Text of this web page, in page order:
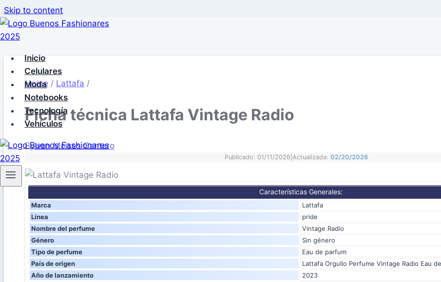
Skip to content
Inicio
Celulares
Moda
Notebooks
Tecnología
Vehículos
Home / Lattafa /
Ficha técnica Lattafa Vintage Radio
ByIvan Moises Cantero
Publicado: 01/11/2026 Actualizada: 02/20/2026
Características Generales:
Marca
Lattafa
Línea
pride
Nombre del perfume
Vintage Radio
Género
Sin género
Tipo de perfume
Eau de parfum
País de origen
Lattafa Orgullo Perfume Vintage Radio Eau
Año de lanzamiento
2023